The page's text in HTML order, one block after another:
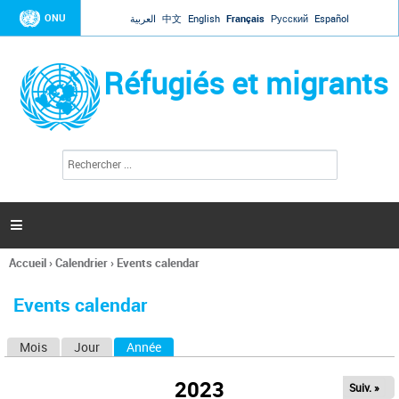
Jump to navigation
ONU العربية 中文 English Français Русский Español
Réfugiés et migrants
l
c
h
e

Vous
ici
Accueil›Calendrier› Events calendar
Events calendar
Mois Jour Année
2023 Suiv. »